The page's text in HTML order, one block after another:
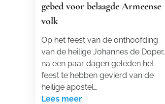
gebed voor belaagde Armeense
volk
Op het feest van de onthoofding
van de heilige Johannes de Doper,
na een paar dagen geleden het
feest te hebben gevierd van de
heilige apostel…
Lees meer